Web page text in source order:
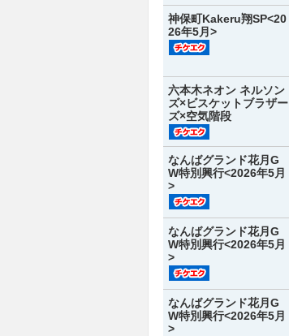
神保町Kakeru翔SP<20
26年5月>
六本木ネオン ネルソン
ズ×ビスケットブラザー
ズ×空気階段
なんばグランド花月G
W特別興行<2026年5月
>
なんばグランド花月G
W特別興行<2026年5月
>
なんばグランド花月G
W特別興行<2026年5月
>